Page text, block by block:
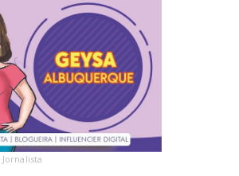
Jornalista